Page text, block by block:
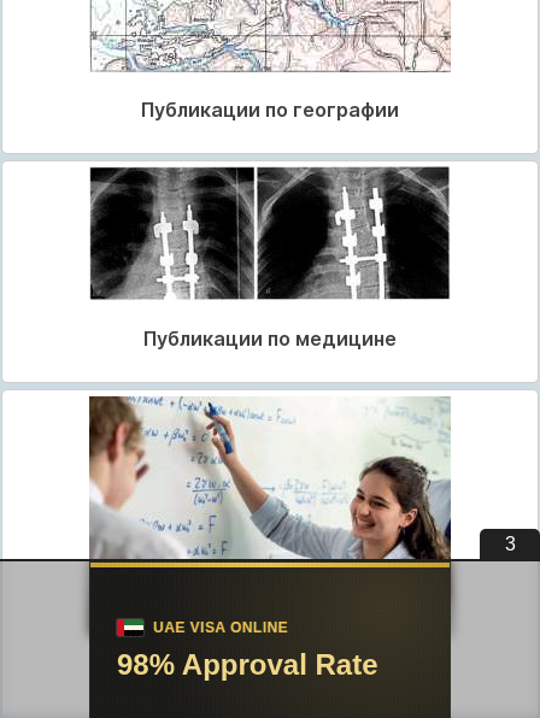
Публикации по географии
Публикации по медицине
Публикации по педагогике
3